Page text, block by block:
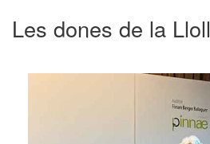
Les dones de la Lloll